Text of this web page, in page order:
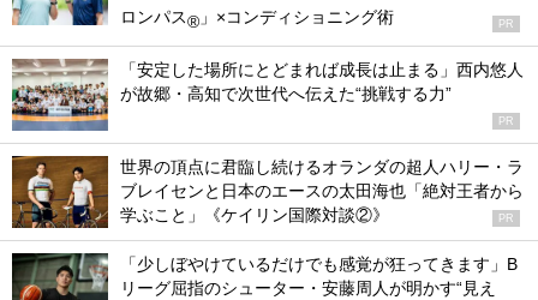
ロンパス® 」×コンディショニング術 PR
「安定した場所にとどまれば成長は止まる」西内悠人
が故郷・高知で次世代へ伝えた“挑戦する力”
PR
世界の頂点に君臨し続けるオランダの超人ハリー・ラ
ブレイセンと日本のエースの太田海也「絶対王者から
学ぶこと」《ケイリン国際対談②》
PR
「少しぼやけているだけでも感覚が狂ってきます」B
リーグ屈指のシューター・安藤周人が明かす“見え